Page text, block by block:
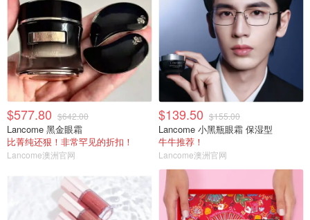
$577.80 $642.00
Lancome 黑金眼霜
比菁纯还狠！非常罕见的折扣！
Lancome澳洲官网
$139.50 $155.00
Lancome 小黑瓶眼霜 保湿型
牛牛推荐！
Lancome澳洲官网